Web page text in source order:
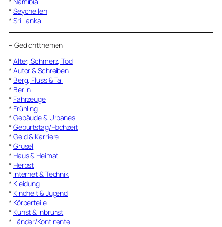
* Seychellen
* Sri Lanka
– Gedichtthemen:
* Alter, Schmerz, Tod
* Autor & Schreiben
* Berg, Fluss & Tal
* Berlin
* Fahrzeuge
* Frühling
* Gebäude & Urbanes
* Geburtstag/Hochzeit
* Geld & Karriere
* Grusel
* Haus & Heimat
* Herbst
* Internet & Technik
* Kleidung
* Kindheit & Jugend
* Körperteile
* Kunst & Inbrunst
* Länder/Kontinente